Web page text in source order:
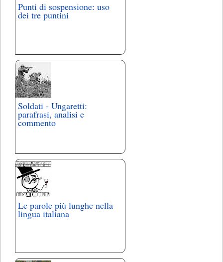
Punti di sospensione: uso
dei tre puntini
Soldati - Ungaretti:
parafrasi, analisi e
commento
Le parole più lunghe nella
lingua italiana